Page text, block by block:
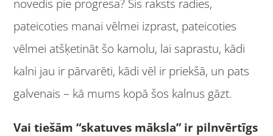
novedis pie progresa? Šis raksts radies,
pateicoties manai vēlmei izprast, pateicoties
vēlmei atšķetināt šo kamolu, lai saprastu, kādi
kalni jau ir pārvarēti, kādi vēl ir priekšā, un pats
galvenais – kā mums kopā šos kalnus gāzt.
Vai tiešām “skatuves māksla” ir pilnvērtīgs